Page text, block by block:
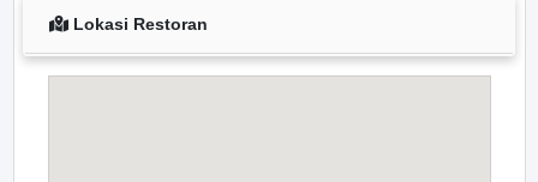
Lokasi Restoran